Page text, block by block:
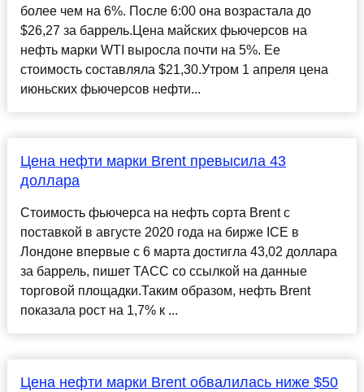
более чем на 6%. После 6:00 она возрастала до
$26,27 за баррель.Цена майских фьючерсов на
нефть марки WTI выросла почти на 5%. Ее
стоимость составляла $21,30.Утром 1 апреля цена
июньских фьючерсов нефти...
Цена нефти марки Brent превысила 43
доллара
Стоимость фьючерса на нефть сорта Brent с
поставкой в августе 2020 года на бирже ICE в
Лондоне впервые с 6 марта достигла 43,02 доллара
за баррель, пишет ТАСС со ссылкой на данные
торговой площадки.Таким образом, нефть Brent
показала рост на 1,7% к ...
Цена нефти марки Brent обвалилась ниже $50